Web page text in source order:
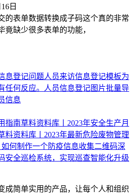
日
的表单数据转换成子码这个真的非常
竟缺少很多表单的功能，
息登记问题人员来访信息登记模板为
任何反应。
人员信息登记图片批量导
信息
指南草料资料库丨2023年安全生产月
料资料库丨2023年最新危险废物管理
如何制作一个防疫信息收集二维码深
安全巡检系统，实现巡查智能化升级
成简单实用的产品，让每个人和组织